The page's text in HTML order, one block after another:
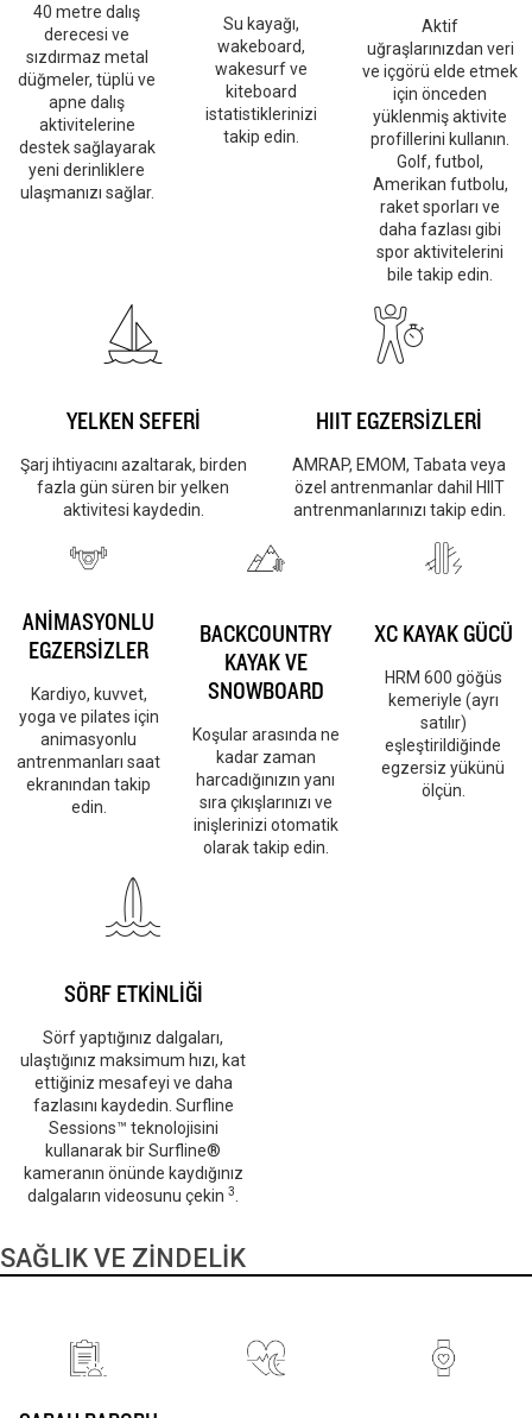
40 metre dalış
derecesi ve
sızdırmaz metal
düğmeler, tüplü ve
apne dalış
aktivitelerine
destek sağlayarak
yeni derinliklere
ulaşmanızı sağlar.
Su kayağı,
wakeboard,
wakesurf ve
kiteboard
istatistiklerinizi
takip edin.
Aktif
uğraşlarınızdan veri
ve içgörü elde etmek
için önceden
yüklenmiş aktivite
profillerini kullanın.
Golf, futbol,
Amerikan futbolu,
raket sporları ve
daha fazlası gibi
spor aktivitelerini
bile takip edin.
YELKEN SEFERİ
Şarj ihtiyacını azaltarak, birden
fazla gün süren bir yelken
aktivitesi kaydedin.
HIIT EGZERSİZLERİ
AMRAP, EMOM, Tabata veya
özel antrenmanlar dahil HIIT
antrenmanlarınızı takip edin.
ANİMASYONLU
EGZERSİZLER
Kardiyo, kuvvet,
yoga ve pilates için
animasyonlu
antrenmanları saat
ekranından takip
edin.
BACKCOUNTRY
KAYAK VE
SNOWBOARD
Koşular arasında ne
kadar zaman
harcadığınızın yanı
sıra çıkışlarınızı ve
inişlerinizi otomatik
olarak takip edin.
XC KAYAK GÜCÜ
HRM 600 göğüs
kemeriyle (ayrı
satılır)
eşleştirildiğinde
egzersiz yükünü
ölçün.
SÖRF ETKİNLİĞİ
Sörf yaptığınız dalgaları,
ulaştığınız maksimum hızı, kat
ettiğiniz mesafeyi ve daha
fazlasını kaydedin. Surfline
Sessions™ teknolojisini
kullanarak bir Surfline®
kameranın önünde kaydığınız
dalgaların videosunu çekin 3
SAĞLIK VE ZİNDELİK